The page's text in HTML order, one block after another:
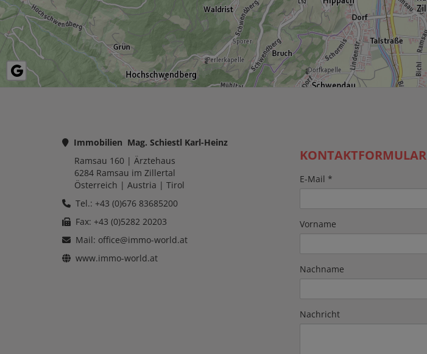
Immobilien Mag. Schiestl Karl-Heinz
Ramsau 160 | Ärztehaus
6284 Ramsau im Zillertal
Österreich | Austria | Tirol
Tel.: +43 (0)676 83685200
Fax: +43 (0)5282 20203
Mail: office@immo-world.at
www.immo-world.at
KONTAKTFORMULAR
E-Mail
Vorname
Nachname
Nachricht